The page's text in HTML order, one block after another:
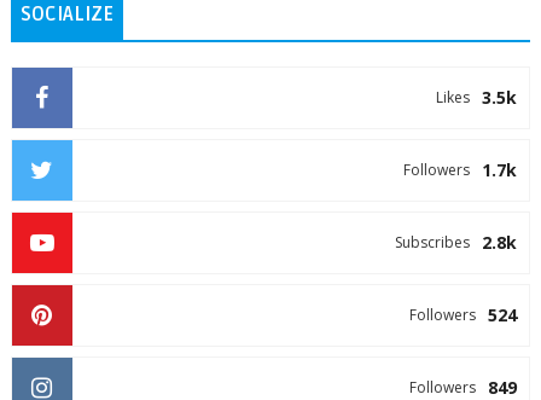
SOCIALIZE
3.5k
Likes
1.7k
Followers
2.8k
Subscribes
524
Followers
849
Followers